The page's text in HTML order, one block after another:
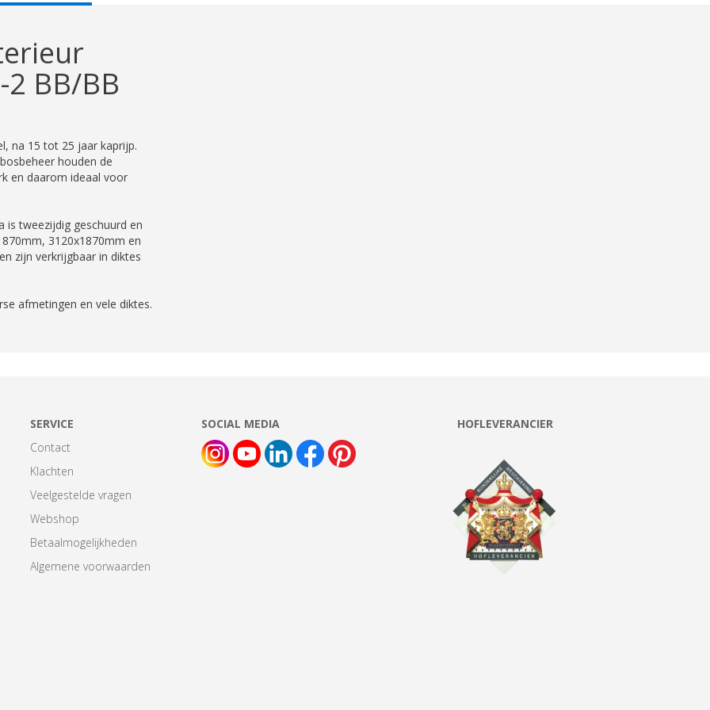
BB/BB
na 15 tot 25 jaar kaprijp.
houden de
en daarom ideaal voor
is tweezijdig geschuurd en
3120x1870mm en
zijn verkrijgbaar in diktes
afmetingen en vele diktes.
SERVICE
Contact
Klachten
Veelgestelde vragen
Webshop
Betaalmogelijkheden
Algemene voorwaarden
SOCIAL MEDIA HOFLEVERANCIER